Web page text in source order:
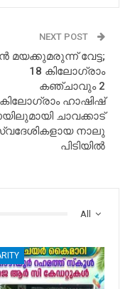
NEXT POST
മയക്കുമരുന്ന് വേട്ട;
18 കിലോഗ്രാം
കഞ്ചാവും 2
കിലോഗ്രാം ഹാഷിഷ്
ചാവക്കാട്
നാലു
പിടിയിൽ
All